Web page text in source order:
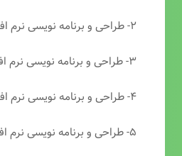
۲- طراحی و برنامه نویسی نرم افزار نیکوکاران
۳- طراحی و برنامه نویسی نرم افزار مددجویان
۴- طراحی و برنامه نویسی نرم افزار بانک اطلاعات اشخاص
۵- طراحی و برنامه نویسی نرم افزار بانک اصلاعات خانواده